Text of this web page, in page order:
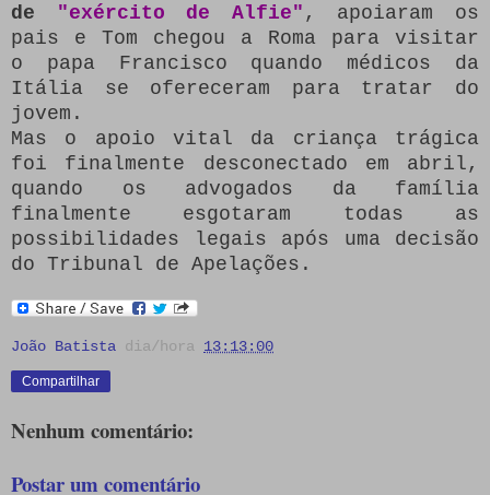
de
"exército de Alfie" , apoiaram os
pais e Tom chegou a Roma para visitar
o papa Francisco quando médicos da
Itália se ofereceram para tratar do
jovem.
Mas o apoio vital da criança trágica
foi finalmente desconectado em abril,
quando os advogados da família
finalmente esgotaram todas as
possibilidades legais após uma decisão
do Tribunal de Apelações.
João Batista dia/hora 13:13:00
Compartilhar
Nenhum comentário:
Postar um comentário